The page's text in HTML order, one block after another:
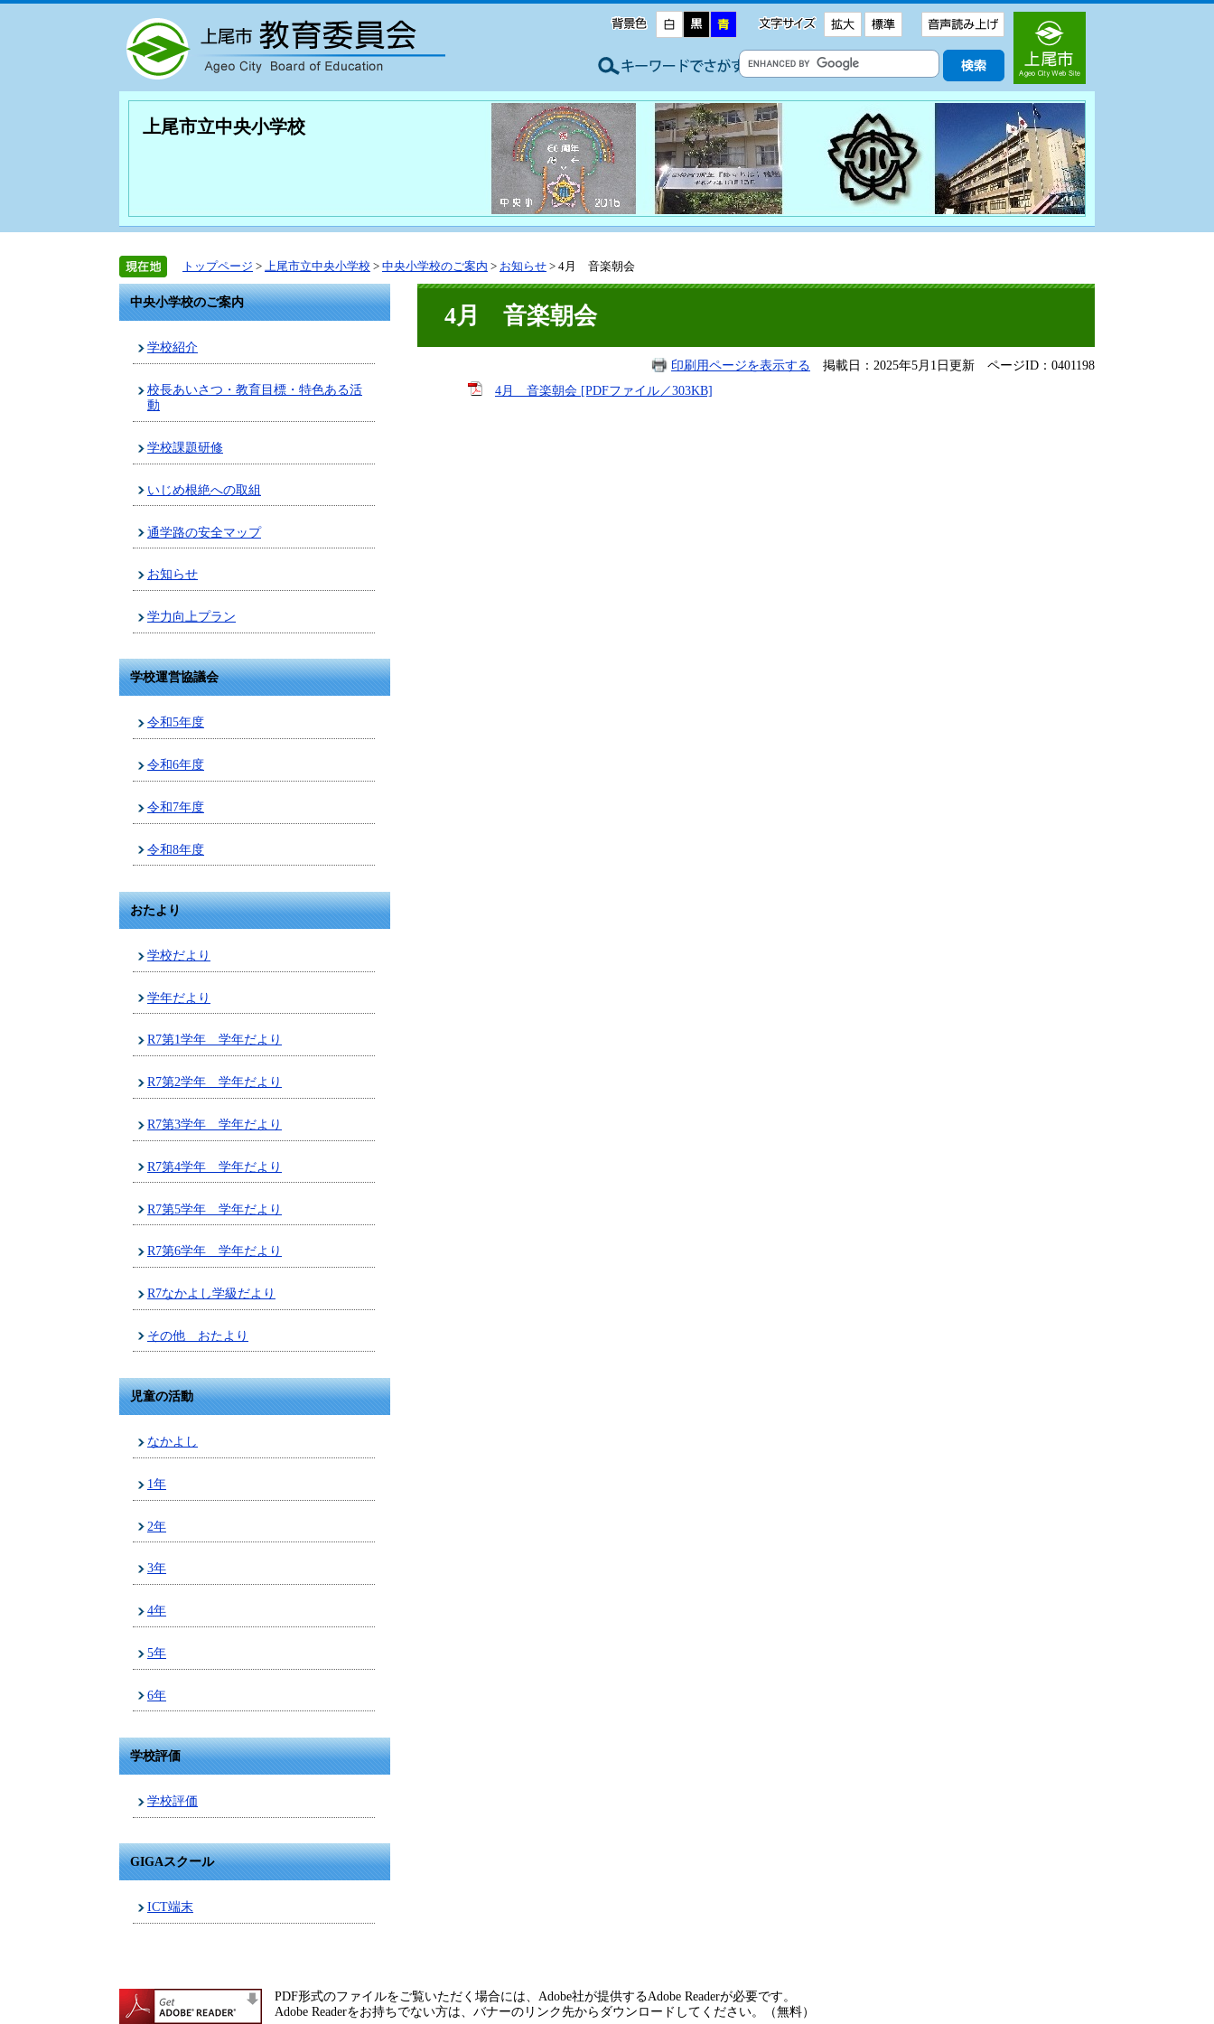
上尾市立中央小学校
トップページ > 上尾市立中央小学校 > 中央小学校のご案内 > お知らせ > 4月 音楽朝会
中央小学校のご案内
学校紹介
校長あいさつ・教育目標・特色ある活
動
学校課題研修
いじめ根絶への取組
通学路の安全マップ
お知らせ
学力向上プラン
学校運営協議会
令和5年度
令和6年度
令和7年度
令和8年度
おたより
学校だより
学年だより
R7第1学年 学年だより
R7第2学年 学年だより
R7第3学年 学年だより
R7第4学年 学年だより
R7第5学年 学年だより
R7第6学年 学年だより
R7なかよし学級だより
その他 おたより
児童の活動
なかよし
1年
2年
3年
4年
5年
6年
学校評価
学校評価
GIGAスクール
ICT端末
4月 音楽朝会
印刷用ページを表示する 掲載日：2025年5月1日更新 ページID：0401198
4月 音楽朝会 [PDFファイル／303KB]
PDF形式のファイルをご覧いただく場合には、Adobe社が提供するAdobe Readerが必要です。
Adobe Readerをお持ちでない方は、バナーのリンク先からダウンロードしてください。（無料）